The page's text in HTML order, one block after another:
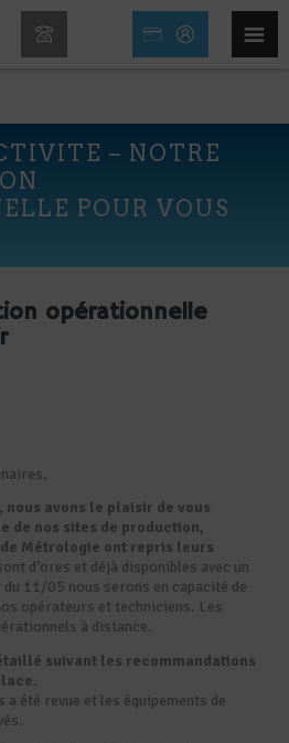
– NOTRE
POUR VOUS
opérationnelle
avons le plaisir de vous
de nos sites de production,
Métrologie ont repris leurs
d’ores et déjà disponibles avec un
11/05 nous serons en capacité de
opérateurs et techniciens. Les
à distance.
suivant les recommandations
a été revue et les équipements de